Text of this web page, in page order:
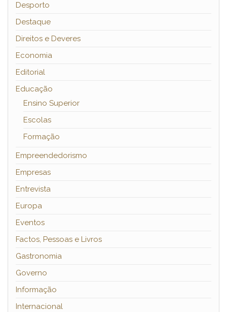
Desporto
Destaque
Direitos e Deveres
Economia
Editorial
Educação
Ensino Superior
Escolas
Formação
Empreendedorismo
Empresas
Entrevista
Europa
Eventos
Factos, Pessoas e Livros
Gastronomia
Governo
Informação
Internacional